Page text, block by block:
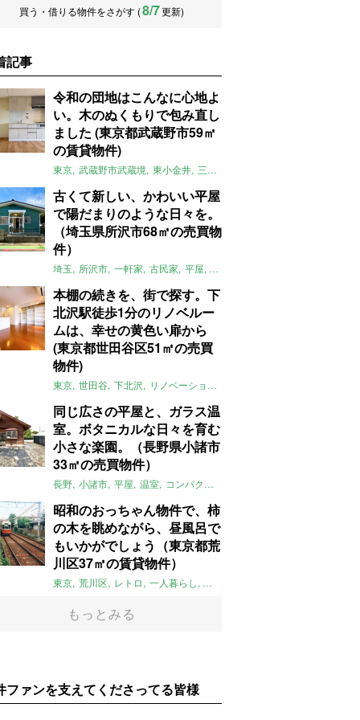
買う・借りる物件をさがす (8/7更新)
記事
令和の団地はこんなに心地よ
い。木のぬくもりで包み直し
ました (東京都武蔵野市59㎡
の賃貸物件)
東京 武蔵野市武蔵境 東小金井 三鷹
古くて新しい、かわいい平屋
で陽だまりのような日々を。
（埼玉県所沢市68㎡の売買物
件）
埼玉 所沢市 一軒家 古民家 平屋 庭
本棚の続きを、街で探す。下
北沢駅徒歩1分のリノベルー
ムは、幸せの黄色い扉から
(東京都世田谷区51㎡の売買
物件)
東京 世田谷 下北沢 リノベーション
同じ広さの平屋と、ガラス温
室。ボタニカルな日々を育む
小さな楽園。（長野県小諸市
33㎡の売買物件）
長野 小諸市 平屋 温室 コンパクト
昭和のおっちゃん物件で、柿
の木を眺めながら、昼風呂で
もいかがでしょう（東京都荒
川区37㎡の賃貸物件）
東京 荒川区 レトロ 一人暮らし タイル
もっとみる
ファンを支えてくださってる皆様